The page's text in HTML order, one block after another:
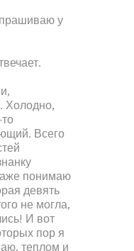
у
Холодно,
Всего
понимаю
девять
не могла,
И вот
пор я
теплом и